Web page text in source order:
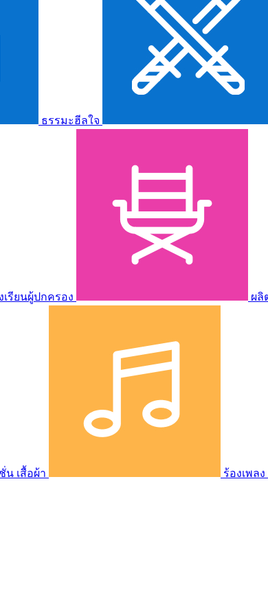
ธรรมะฮีลใจ
เรียนผู้ปกครอง ผลิ
น เสื้อผ้า ร้องเพล